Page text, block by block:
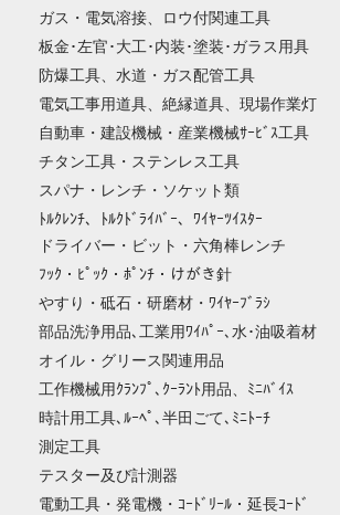
ガス・電気溶接、ロウ付関連工具
板金･左官･大工･内装･塗装･ガラス用具
防爆工具、水道・ガス配管工具
電気工事用道具、絶縁道具、現場作業灯
自動車・建設機械・産業機械ｻｰﾋﾞｽ工具
チタン工具・ステンレス工具
スパナ・レンチ・ソケット類
ﾄﾙｸﾚﾝﾁ、ﾄﾙｸﾄﾞﾗｲﾊﾞｰ、ﾜｲﾔｰﾂｲｽﾀｰ
ドライバー・ビット・六角棒レンチ
ﾌｯｸ・ﾋﾟｯｸ・ﾎﾟﾝﾁ・けがき針
やすり・砥石・研磨材・ﾜｲﾔｰﾌﾞﾗｼ
部品洗浄用品､工業用ﾜｲﾊﾟｰ､水･油吸着材
オイル・グリース関連用品
工作機械用ｸﾗﾝﾌﾟ､ｸｰﾗﾝﾄ用品、ﾐﾆﾊﾞｲｽ
時計用工具､ﾙｰﾍﾟ､半田ごて､ﾐﾆﾄｰﾁ
測定工具
テスター及び計測器
電動工具・発電機・ｺｰﾄﾞﾘｰﾙ・延長ｺｰﾄﾞ